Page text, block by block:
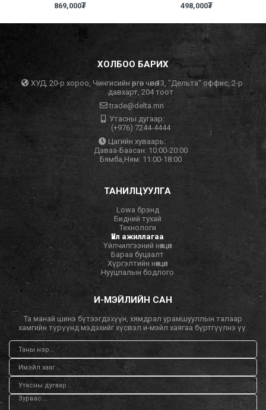
869,000₮
498,000₮
ХОЛБОО БАРИХ
ХУД, 20-р хороо, Чингисийн өргөн чөлөө 13, "Дельта" оффис, 2-р
давхарт, 204 тоот
trade@delta.mn
Утасны дугаар:
(+976) 7244-4444
Цагийн хуваарь:
Даваа-Баасан: 10:00-20:00
Бямба,Ням: 11:00-18:00
ТАНИЛЦУУЛГА
Lowa брэнд
Бидний тухай
Технологи
Үйл ажиллагаа
Үйлчилгээний нөхцөл
Бараа буцаалт
Хүргэлтийн нөхцөл
Нууцлалын бодлого
И-МЭЙЛИЙН САН
Та манай шинэ бүтээгдэхүүн, хямдрал урамшууллын талаар
хамгийн түрүүнд мэдэхийг хүсвэл и-мэйл хаягаа бүртгүүлнэ үү.